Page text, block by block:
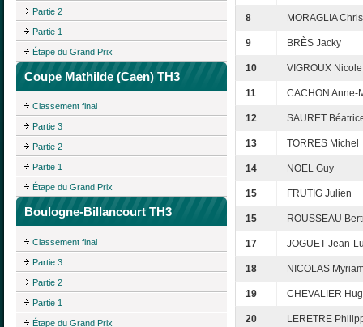
Partie 2
Partie 1
Étape du Grand Prix
Coupe Mathilde (Caen) TH3
Classement final
Partie 3
Partie 2
Partie 1
Étape du Grand Prix
Boulogne-Billancourt TH3
Classement final
Partie 3
Partie 2
Partie 1
Étape du Grand Prix
8 MORAGLIA
9 BRÈS Jacky
10 VIGROUX Nicole
11 CACHON Anne-
12 SAURET
13 TORRES Michel
14 NOEL Guy
15 FRUTIG Julien
15 ROUSSEAU
17 JOGUET Jean-
18 NICOLAS
19 CHEVALIER
20 LERETRE